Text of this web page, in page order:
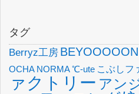
タグ
Berryz工房
OCHA NORMA℃-ute こぶしフ
ァクトリー アン